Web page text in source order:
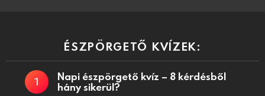
ÉSZPÖRGETŐ KVÍZEK:
Napi észpörgető kvíz – 8 kérdésből
hány sikerül?